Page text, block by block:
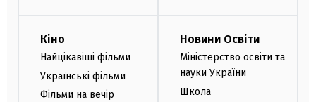
Кіно
Найцікавіші фільми
Українські фільми
Фільми на вечір
Новини Освіти
Міністерство освіти та
науки України
Школа